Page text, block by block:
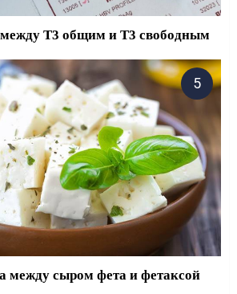
Т3 общим и Т3 свободным
между сыром фета и фетаксой